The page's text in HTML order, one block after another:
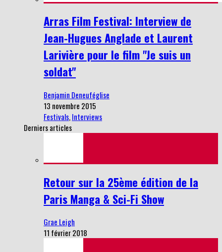
Arras Film Festival: Interview de
Jean-Hugues Anglade et Laurent
Larivière pour le film "Je suis un
soldat"
Benjamin Deneuféglise
13 novembre 2015
Festivals,Interviews
Derniers articles
Retour sur la 25ème édition de la
Paris Manga & Sci-Fi Show
Grae Leigh
11 février 2018